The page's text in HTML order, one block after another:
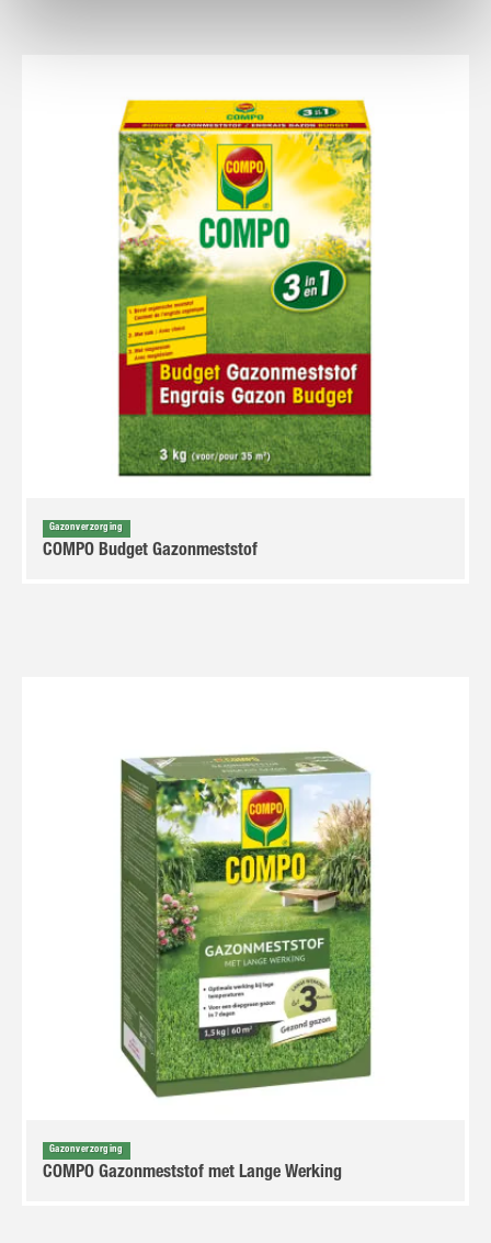
Gazonverzorging
COMPO Budget Gazonmeststof
Gazonverzorging
COMPO Gazonmeststof met Lange Werking